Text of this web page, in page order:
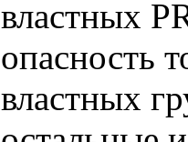
властных
опасность
властных